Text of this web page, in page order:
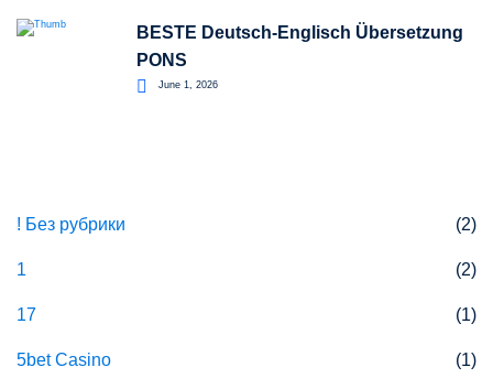
BESTE Deutsch-Englisch Übersetzung
PONS
June 1, 2026
! Без рубрики (2)
1 (2)
17 (1)
5bet Casino (1)